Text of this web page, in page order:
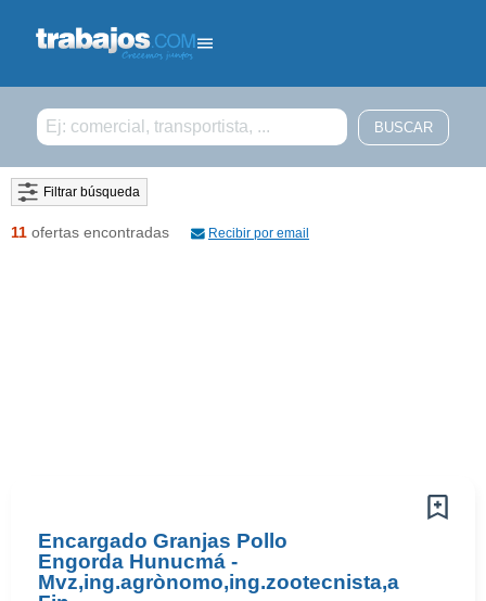
Filtrar búsqueda
11 ofertas encontradas Recibir por email
Encargado Granjas Pollo
Engorda Hunucmá -
Mvz,ing.agrònomo,ing.zootecnista,a